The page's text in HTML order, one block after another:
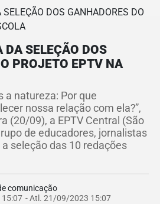
DA SELEÇÃO DOS
PROJETO EPTV NA
a natureza: Por que
nossa relação com ela?”,
(20/09), a EPTV Central (São
de educadores, jornalistas
seleção das 10 redações
comunicação
- Atl. 21/09/2023 15:07